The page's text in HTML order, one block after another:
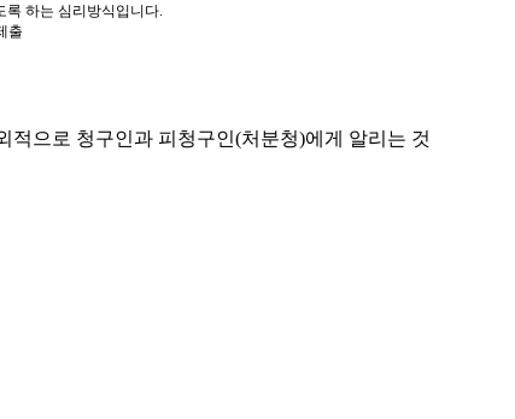
록 하는 심리방식입니다.
출
으로 청구인과 피청구인(처분청)에게 알리는 것